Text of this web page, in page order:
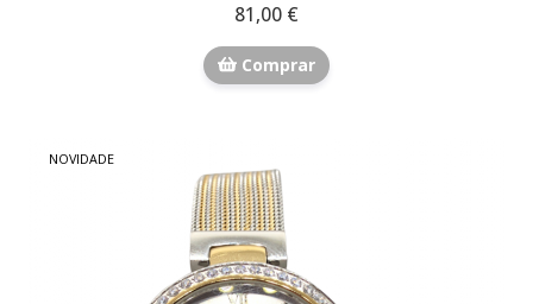
81,00 €
Comprar
NOVIDADE